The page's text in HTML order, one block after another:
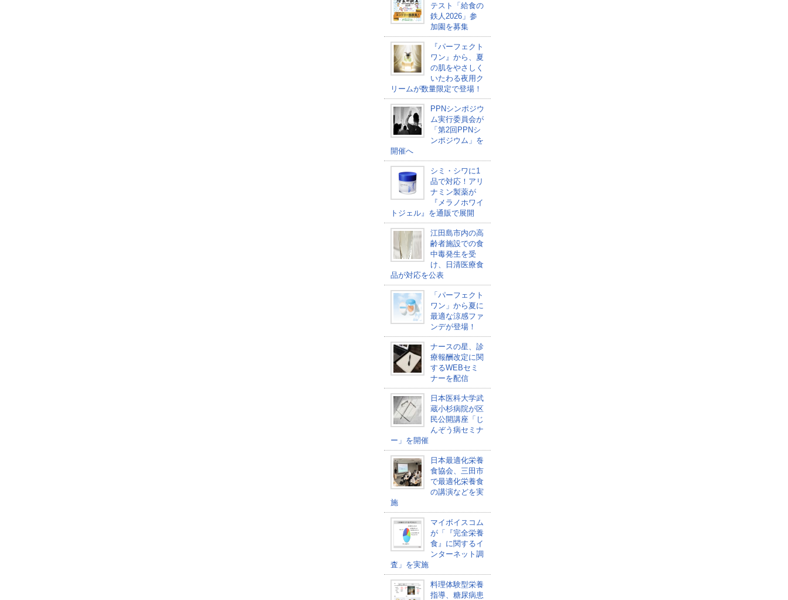
テスト「給食の
鉄人2026」参
加園を募集
『パーフェクト
ワン』から、夏
の肌をやさしく
いたわる夜用ク
リームが数量限定で登場！
PPNシンポジウ
ム実行委員会が
「第2回PPNシ
ンポジウム」を
開催へ
シミ・シワに1
品で対応！アリ
ナミン製薬が
『メラノホワイ
トジェル』を通販で展開
江田島市内の高
齢者施設での食
中毒発生を受
け、日清医療食
品が対応を公表
「パーフェクト
ワン」から夏に
最適な涼感ファ
ンデが登場！
ナースの星、診
療報酬改定に関
するWEBセミ
ナーを配信
日本医科大学武
蔵小杉病院が区
民公開講座「じ
んぞう病セミナ
ー」を開催
日本最適化栄養
食協会、三田市
で最適化栄養食
の講演などを実
施
マイボイスコム
が「『完全栄養
食』に関するイ
ンターネット調
査」を実施
料理体験型栄養
指導、糖尿病患